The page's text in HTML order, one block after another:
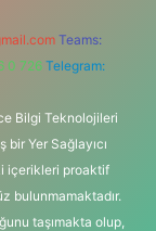
Teams:
0 726 Telegram:
Bilgi Teknolojileri
bir Yer Sağlayıcı
içerikleri proaktif
bulunmamaktadır.
taşımakta olup,